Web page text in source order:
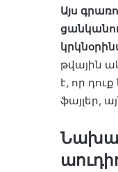
Այս
թվային
է, որ
ֆայլեր,